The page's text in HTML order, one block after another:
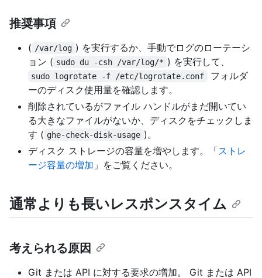
推奨事項
( /var/log ) を実行するか、手動でログのローテーシ
ョン ( sudo du -csh /var/log/* ) を実行して、
sudo logrotate -f /etc/logrotate.conf
フォルダ
ーのディスク使用量を確認します。
削除されているがファイル ハンドルがまだ開いてい
る大きなファイルがないか、ディスクをチェックしま
す ( ghe-check-disk-usage )。
ディスク ストレージの容量を増やします。「ストレ
ージ容量の増加 」をご覧ください。
通常よりも長いレスポンスタイム
考えられる原因
Git または API に対する要求の増加。 Git または API